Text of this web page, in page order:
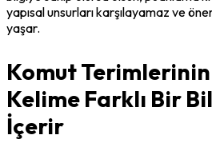
yapısal unsurları karşılayamaz ve
yaşar.
Komut
Kelime Farklı Bir
İçerir